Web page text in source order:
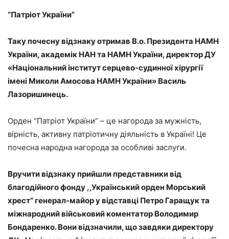
“Патріот України”
Таку почесну відзнаку отримав В.о. Президента НАМН
України, академік НАН та НАМН України, директорДУ
«Національнийінститут серцево-судинної хірургії
імені Миколи Амосова НАМН України» Василь
Лазоришинець.
Орден “Патріот України” – це нагорода за мужність,
вірність, активну патріотичну діяльність в Україні! Це
почесна народна нагорода за особливі заслуги.
Вручити відзнаку прийшли представники від
благодійного фонду ,,Український орден Морський
хрест” генерал-майор у відставці Петро Гаращук та
міжнародний військовий коментатор Володимир
Бондаренко. Вони відзначили, що завдяки директору